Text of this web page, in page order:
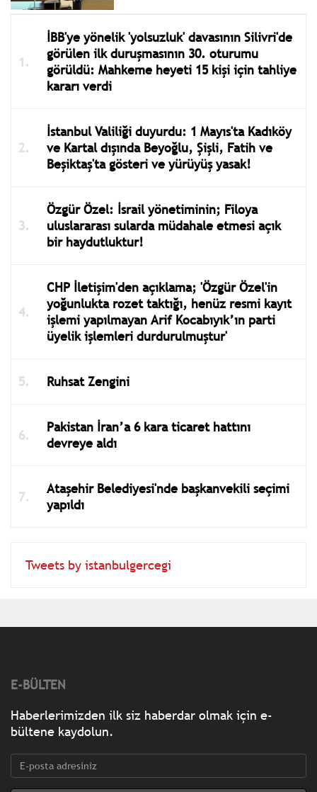
İBB'ye yönelik 'yolsuzluk' davasının Silivri'de
görülen ilk duruşmasının 30. oturumu
görüldü: Mahkeme heyeti 15 kişi için tahliye
kararı verdi
İstanbul Valiliği duyurdu: 1 Mayıs'ta Kadıköy
ve Kartal dışında Beyoğlu, Şişli, Fatih ve
Beşiktaş'ta gösteri ve yürüyüş yasak!
Özgür Özel: İsrail yönetiminin; Filoya
uluslararası sularda müdahale etmesi açık
bir haydutluktur!
CHP İletişim'den açıklama; 'Özgür Özel'in
yoğunlukta rozet taktığı, henüz resmi kayıt
işlemi yapılmayan Arif Kocabıyık’ın parti
üyelik işlemleri durdurulmuştur'
Ruhsat Zengini
Pakistan İran’a 6 kara ticaret hattını
devreye aldı
Ataşehir Belediyesi'nde başkanvekili seçimi
yapıldı
Tweets by istanbulgercegi
E-BÜLTEN
Haberlerimizden ilk siz haberdar olmak için e-
bültene kaydolun.